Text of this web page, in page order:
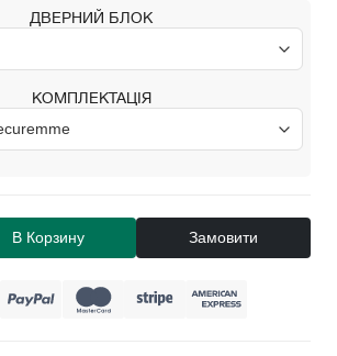
ДВЕРНИЙ БЛОК
КОМПЛЕКТАЦІЯ
В Корзину Замовити